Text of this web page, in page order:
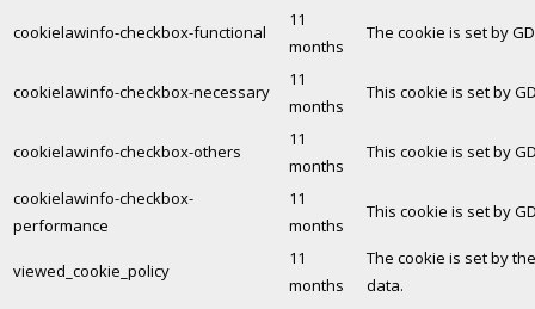
cookielawinfo-checkbox-functional
11
months
The cookie is set by
cookielawinfo-checkbox-necessary
11
months
This cookie is set by
cookielawinfo-checkbox-others
11
months
This cookie is set by
cookielawinfo-checkbox-
performance
11
months
This cookie is set by
viewed_cookie_policy
11
months
The cookie is set by
data.